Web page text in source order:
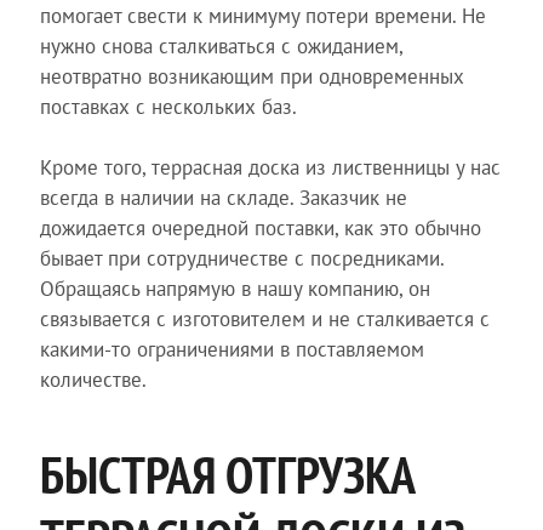
помогает свести к минимуму потери времени. Не
нужно снова сталкиваться с ожиданием,
неотвратно возникающим при одновременных
поставках с нескольких баз.
Кроме того, террасная доска из лиственницы у нас
всегда в наличии на складе. Заказчик не
дожидается очередной поставки, как это обычно
бывает при сотрудничестве с посредниками.
Обращаясь напрямую в нашу компанию, он
связывается с изготовителем и не сталкивается с
какими-то ограничениями в поставляемом
количестве.
БЫСТРАЯ ОТГРУЗКА